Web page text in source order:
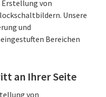
von
Unsere
und
Bereichen
an Ihrer Seite
von